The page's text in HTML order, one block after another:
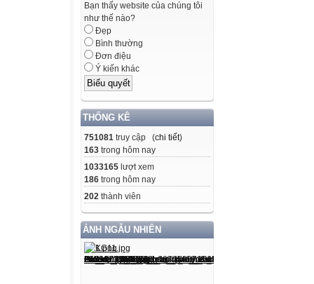
Bạn thấy website của chúng tôi
như thế nào?
Đẹp
Bình thường
Đơn điệu
Ý kiến khác
THỐNG KÊ
751081 truy cập (chi tiết)
163 trong hôm nay
1033165 lượt xem
186 trong hôm nay
202 thành viên
ẢNH NGẪU NHIÊN